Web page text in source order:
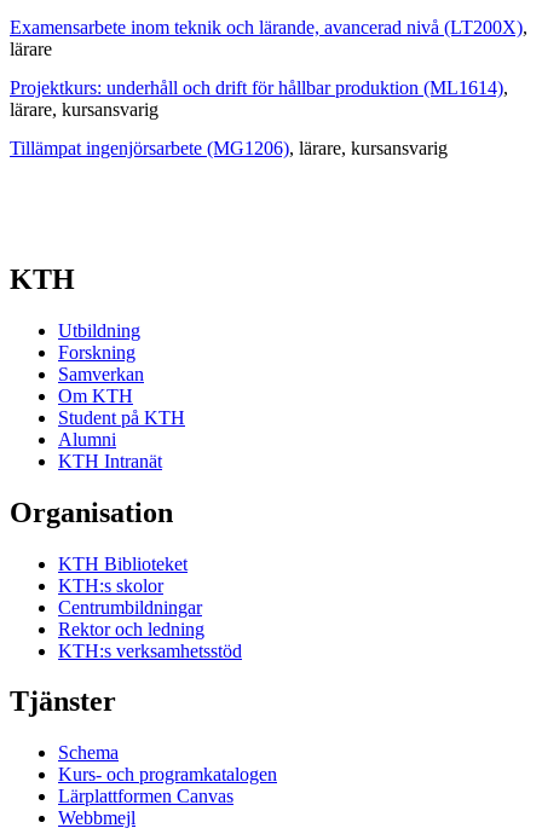
Examensarbete inom teknik och lärande, avancerad nivå (LT200X),
lärare
Projektkurs: underhåll och drift för hållbar produktion (ML1614),
lärare, kursansvarig
Tillämpat ingenjörsarbete (MG1206), lärare, kursansvarig
KTH
Utbildning
Forskning
Samverkan
Om KTH
Student på KTH
Alumni
KTH Intranät
Organisation
KTH Biblioteket
KTH:s skolor
Centrumbildningar
Rektor och ledning
KTH:s verksamhetsstöd
Tjänster
Schema
Kurs- och programkatalogen
Lärplattformen Canvas
Webbmejl